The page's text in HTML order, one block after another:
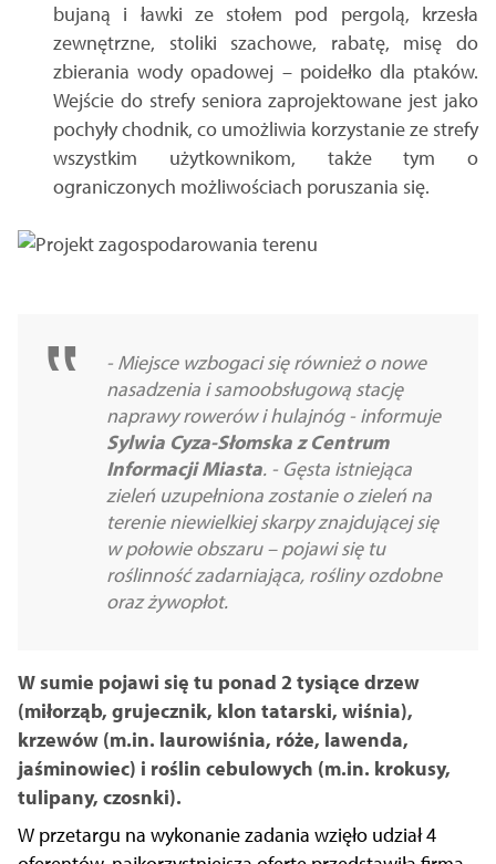
bujaną i ławki ze stołem pod pergolą, krzesła
zewnętrzne, stoliki szachowe, rabatę, misę do
zbierania wody opadowej – poidełko dla ptaków.
Wejście do strefy seniora zaprojektowane jest jako
pochyły chodnik, co umożliwia korzystanie ze strefy
wszystkim użytkownikom, także tym o
ograniczonych możliwościach poruszania się.
- Miejsce wzbogaci się również o nowe
nasadzenia i samoobsługową stację
naprawy rowerów i hulajnóg - informuje
Sylwia Cyza-Słomska z Centrum
Informacji Miasta. - Gęsta istniejąca
zieleń uzupełniona zostanie o zieleń na
terenie niewielkiej skarpy znajdującej się
w połowie obszaru – pojawi się tu
roślinność zadarniająca, rośliny ozdobne
oraz żywopłot.
W sumie pojawi się tu ponad 2 tysiące drzew
(miłorząb, grujecznik, klon tatarski, wiśnia),
krzewów (m.in. laurowiśnia, róże, lawenda,
jaśminowiec) i roślin cebulowych (m.in. krokusy,
tulipany, czosnki).
W przetargu na wykonanie zadania wzięło udział 4